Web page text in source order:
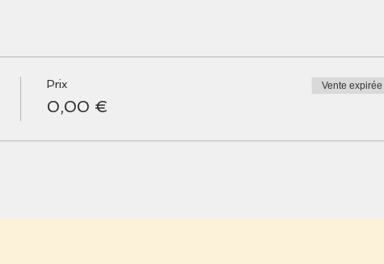
Prix
0,00 €
Vente expirée